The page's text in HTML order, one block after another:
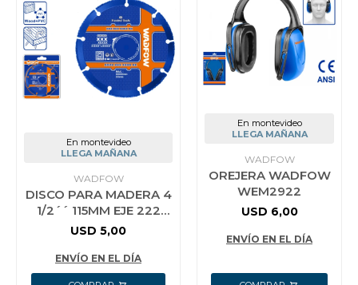
En montevideo
LLEGA MAÑANA
WADFOW
DISCO PARA MADERA 4
1/2´´ 115MM EJE 222
MM WADFOW
USD 5,00
ENVÍO EN EL DÍA
En montevideo
LLEGA MAÑANA
WADFOW
OREJERA WADFOW
WEM2922
USD 6,00
ENVÍO EN EL DÍA